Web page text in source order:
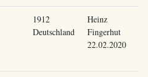
1912
Deutschland
Heinz
Fingerhut
22.02.2020